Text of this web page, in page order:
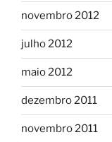
novembro 2012
julho 2012
maio 2012
dezembro 2011
novembro 2011